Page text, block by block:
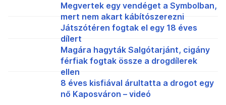
Megvertek egy vendéget a Symbolban,
mert nem akart kábítószerezni
Játszótéren fogtak el egy 18 éves
dílert
Magára hagyták Salgótarjánt, cigány
férfiak fogtak össze a drogdílerek
ellen
8 éves kisfiával árultatta a drogot egy
nő Kaposváron – videó